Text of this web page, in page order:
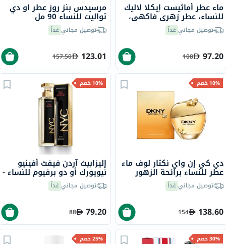
ماء عطر أماثيست إيكلا لاليك
للنساء، عطر زهري فاكهي،
100 ملتوصيل مجانيغداً
97.20
108
مرسيدس بنز روز عطر او دي
تواليت للنساء 90 مل
توصيل مجانيغداً
123.01
157.50
10% خصم
دي كي إن واي نكتار لوف ماء
عطر للنساء برائحة الزهور
100 ملتوصيل مجانيغداً
138.60
154
10% خصم
إليزابيث آردن فيفث أفينيو
نيويورك أو دو برفيوم للنساء -
عطر زهري فاخر 125 مل
توصيل مجانيغداً
79.20
88
30% خصم
25% خصم